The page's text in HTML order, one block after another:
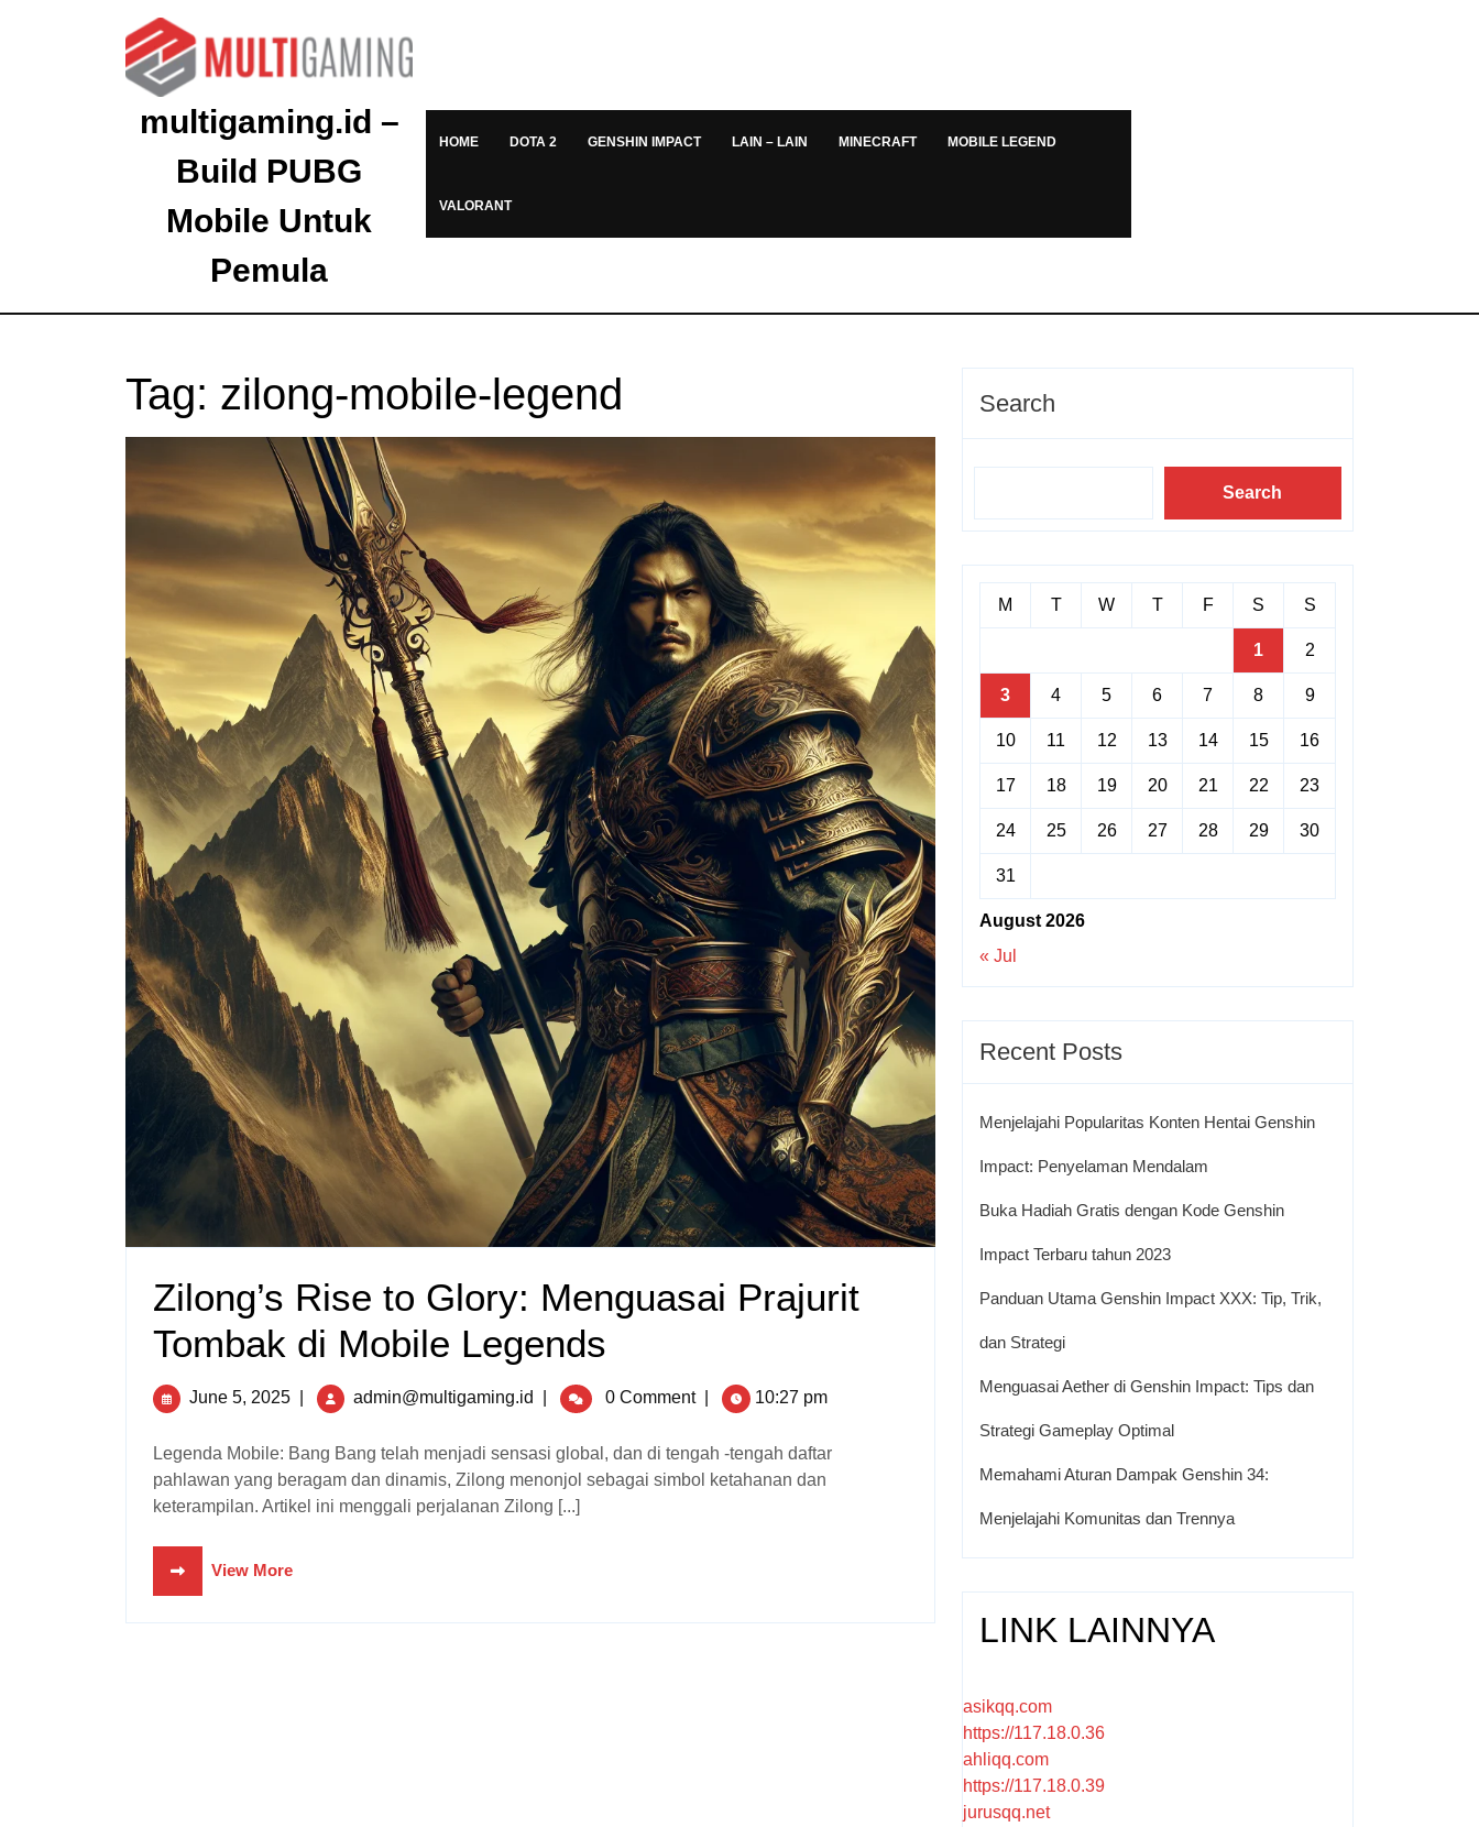
multigaming.id –
Build PUBG
Mobile Untuk
Pemula
HOME DOTA 2 GENSHIN IMPACT LAIN – LAIN MINECRAFT MOBILE LEGEND
VALORANT
Tag: zilong-mobile-legend
Zilong’s Rise to Glory: Menguasai Prajurit
Tombak di Mobile Legends
June 5, 2025 admin@multigaming.id 0 Comment 10:27 pm
Legenda Mobile: Bang Bang telah menjadi sensasi global, dan di tengah -tengah daftar
pahlawan yang beragam dan dinamis, Zilong menonjol sebagai simbol ketahanan dan
keterampilan. Artikel ini menggali perjalanan Zilong [...]
View More
Search
Search
August 2026
M T W T F S S
1 2
3 4 5 6 7 8 9
10 11 12 13 14 15 16
17 18 19 20 21 22 23
24 25 26 27 28 29 30
31
« Jul
Recent Posts
Menjelajahi Popularitas Konten Hentai Genshin
Impact: Penyelaman Mendalam
Buka Hadiah Gratis dengan Kode Genshin
Impact Terbaru tahun 2023
Panduan Utama Genshin Impact XXX: Tip, Trik,
dan Strategi
Menguasai Aether di Genshin Impact: Tips dan
Strategi Gameplay Optimal
Memahami Aturan Dampak Genshin 34:
Menjelajahi Komunitas dan Trennya
LINK LAINNYA
asikqq.com
https://117.18.0.36
ahliqq.com
https://117.18.0.39
jurusqq.net